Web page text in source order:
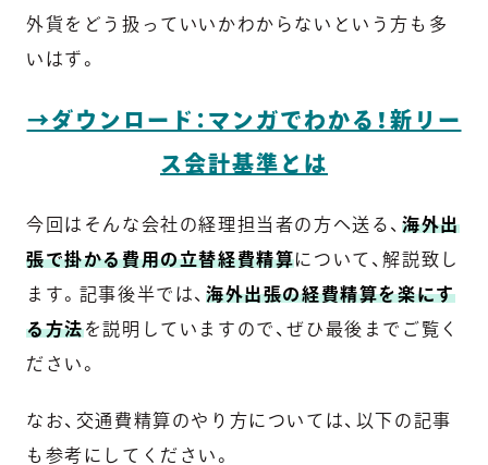
外貨をどう扱っていいかわからないという方も多
いはず。
→ダウンロード：マンガでわかる！新リー
ス会計基準とは
今回はそんな会社の経理担当者の方へ送る、海外出
張で掛かる費用の立替経費精算について、解説致し
ます。記事後半では、海外出張の経費精算を楽にす
る方法を説明していますので、ぜひ最後までご覧く
ださい。
なお、交通費精算のやり方については、以下の記事
も参考にしてください。